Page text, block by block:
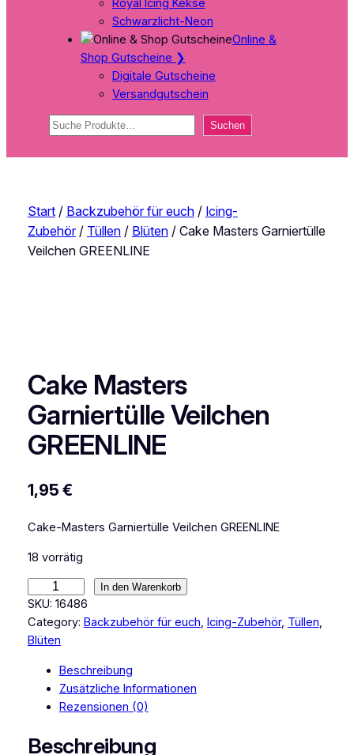
Schwarzlicht-Neon
Online &
Shop Gutscheine ❯
Digitale Gutscheine
Versandgutschein
Suchen Suchen
Start/ Backzubehör für euch/ Icing-
Zubehör/ Tüllen/ Blüten/ Cake Masters Garniertülle
Veilchen GREENLINE
Cake Masters
Garniertülle Veilchen
GREENLINE
1,95 €
Cake-Masters Garniertülle Veilchen GREENLINE
18 vorrätig
a
k
e
In den Warenkorb
SKU: 16486
Category: Backzubehör für euch, Icing-Zubehör, Tüllen
Blüten
Beschreibung
Zusätzliche Informationen
Rezensionen (0)
Beschreibung